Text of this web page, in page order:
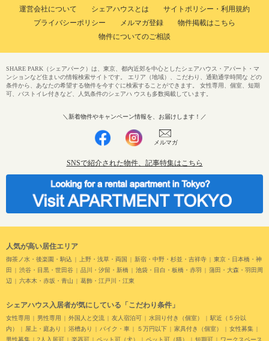
運営会社について シェアハウスとは
サイトポリシー・利用規約
プライバシーポリシー
メルマガ登録
物件掲載はこちら
物件についてのご相談
人気が高い居住エリア
御茶ノ水・後楽園・駒込 上野・浅草・両国 新宿・中野・杉並・吉祥寺
東京・日本橋・神
田
渋谷・目黒・世田谷 品川・汐留・新橋 池袋・目白・板橋・赤羽
蒲田・大森・羽田周
辺
六本木・赤坂・青山 葛飾・江戸川・江東
シェアハウス入居者が気にしている「こだわり条件」
女性専用 男性専用 外国人と交流 友人宿泊可 水回り付き（個室）
駅近（５分以
内）
屋上・庭あり 浴槽あり バイク・車 ５万円以下 家具付き（個室）
女性募集
男性募集
2人入居可 楽器可 ペット可（犬） ペット可（猫） 短期可 ワークスペース
SHARE PARK（シェアパーク）は、東京、都内近郊を中心としたシェアハウス・アパート・マ
ンションなど住まいの情報検索サイトです。 エリア（地域）、こだわり、通勤通学時間な どの
条件から、あなたの希望する物件を今すぐに検索することができます。 女性専用、個室、短期
可、バストイレ付きなど、人気条件のシェアハ ウスも多数掲載しています。
＼新着物件やキャンペーン情報を、お届けします！／
メルマガ
SNSで紹介された物件、記事特集はこちら